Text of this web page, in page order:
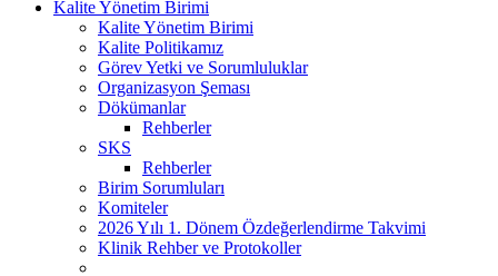
Kalite Yönetim Birimi
Kalite Yönetim Birimi
Kalite Politikamız
Görev Yetki ve Sorumluluklar
Organizasyon Şeması
Dökümanlar
Rehberler
SKS
Rehberler
Birim Sorumluları
Komiteler
2026 Yılı 1. Dönem Özdeğerlendirme Takvimi
Klinik Rehber ve Protokoller